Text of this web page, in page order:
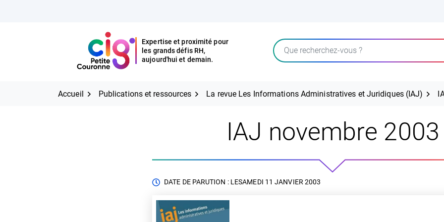
CIG Petite Couronne
Expertise et proximité pour
les grands défis RH,
aujourd'hui et demain.
Rechercher
CIG Petite Couronne
Expertise et proximité pour
les grands défis RH,
aujourd'hui et demain.
Accueil Publications et ressources La revue Les Informations Administratives et Juridiques (IAJ)
IAJ novembre 2003
DATE DE PARUTION : LESAMEDI 11 JANVIER 2003